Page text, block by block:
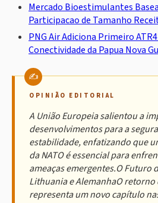
Mercado Bioestimulantes
Participacao de Tamanho
PNG Air Adiciona Primeiro
Conectividade da Papua Nova
OPINIÃO EDITORIAL
A União Europeia salientou a
desenvolvimentos para a
estabilidade, enfatizando que
da NATO é essencial para
ameaças emergentes.O Futuro
Lithuania e AlemanhaO retorno
representa um novo capítulo